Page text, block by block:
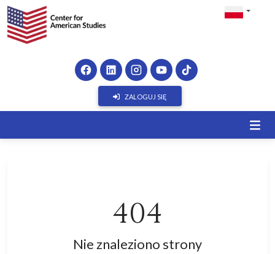
ZALOGUJ SIĘ
404
Nie znaleziono strony